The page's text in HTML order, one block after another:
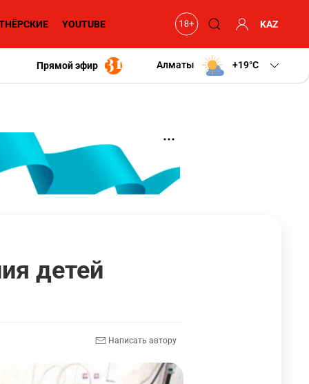
YOUTUBE KAZ
Прямой эфир Алматы +19 C
детей
Написать автору